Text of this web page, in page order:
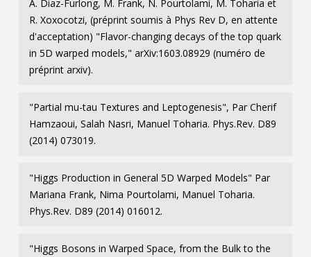
A. Diaz-Furlong, M. Frank, N. Pourtolami, M. Toharia et
R. Xoxocotzi, (préprint soumis à Phys Rev D, en attente
d'acceptation) "Flavor-changing decays of the top quark
in 5D warped models," arXiv:1603.08929 (numéro de
préprint arxiv).
"Partial mu-tau Textures and Leptogenesis", Par Cherif
Hamzaoui, Salah Nasri, Manuel Toharia. Phys.Rev. D89
(2014) 073019.
"Higgs Production in General 5D Warped Models" Par
Mariana Frank, Nima Pourtolami, Manuel Toharia.
Phys.Rev. D89 (2014) 016012.
"Higgs Bosons in Warped Space, from the Bulk to the